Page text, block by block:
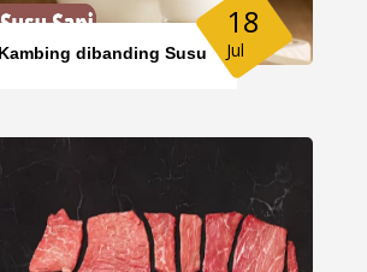
dibanding Susu
18
Jul